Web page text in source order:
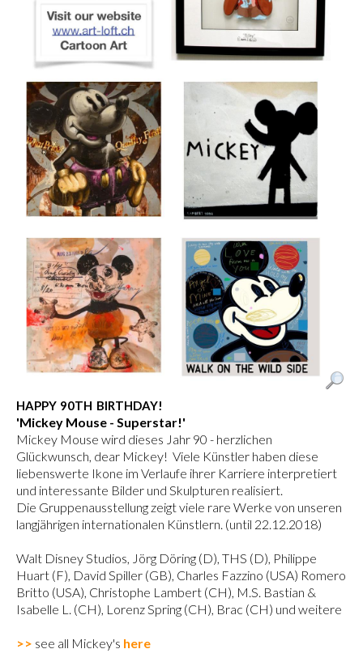
HAPPY 90TH BIRTHDAY!
'Mickey Mouse - Superstar!'
Mickey Mouse wird dieses Jahr 90 - herzlichen
Glückwunsch, dear Mickey! Viele Künstler haben diese
liebenswerte Ikone im Verlaufe ihrer Karriere interpretiert
und interessante Bilder und Skulpturen realisiert.
Die Gruppenausstellung zeigt viele rare Werke von unseren
langjährigen internationalen Künstlern. (until 22.12.2018)
Walt Disney Studios, Jörg Döring (D), THS (D), Philippe
Huart (F), David Spiller (GB), Charles Fazzino (USA) Romero
Britto (USA), Christophe Lambert (CH), M.S. Bastian &
Isabelle L. (CH), Lorenz Spring (CH), Brac (CH) und weitere
>> see all Mickey's here